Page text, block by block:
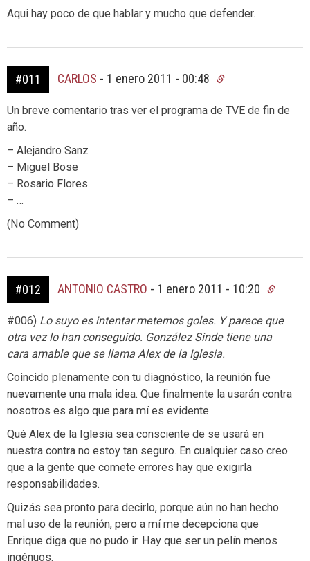
Aqui hay poco de que hablar y mucho que defender.
#011 CARLOS - 1 enero 2011 - 00:48
Un breve comentario tras ver el programa de TVE de fin de
año.
– Alejandro Sanz
– Miguel Bose
– Rosario Flores
– …
(No Comment)
#012 ANTONIO CASTRO - 1 enero 2011 - 10:20
#006) Lo suyo es intentar meternos goles. Y parece que
otra vez lo han conseguido. González Sinde tiene una
cara amable que se llama Alex de la Iglesia.
Coincido plenamente con tu diagnóstico, la reunión fue
nuevamente una mala idea. Que finalmente la usarán contra
nosotros es algo que para mí es evidente
Qué Alex de la Iglesia sea consciente de se usará en
nuestra contra no estoy tan seguro. En cualquier caso creo
que a la gente que comete errores hay que exigirla
responsabilidades.
Quizás sea pronto para decirlo, porque aún no han hecho
mal uso de la reunión, pero a mí me decepciona que
Enrique diga que no pudo ir. Hay que ser un pelín menos
ingénuos.